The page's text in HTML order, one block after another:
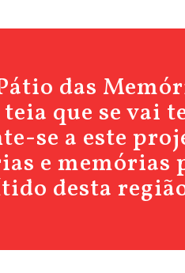
das
que se vai
se a este
e
desta